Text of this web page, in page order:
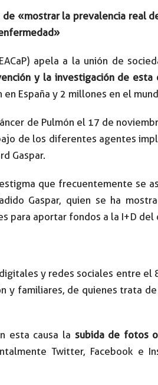
de «mostrar la prevalencia real
apela a la unión de
y la investigación de esta
España y 2 millones en el
de Pulmón el 17 de
de los diferentes agentes
Gaspar.
que frecuentemente se
Gaspar, quien se ha
para aportar fondos a la I+D del
y redes sociales entre el
y familiares, de quienes trata
esta causa la subida de fotos
Twitter, Facebook e